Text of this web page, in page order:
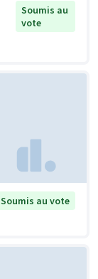
Soumis au
vote
Soumis au vote